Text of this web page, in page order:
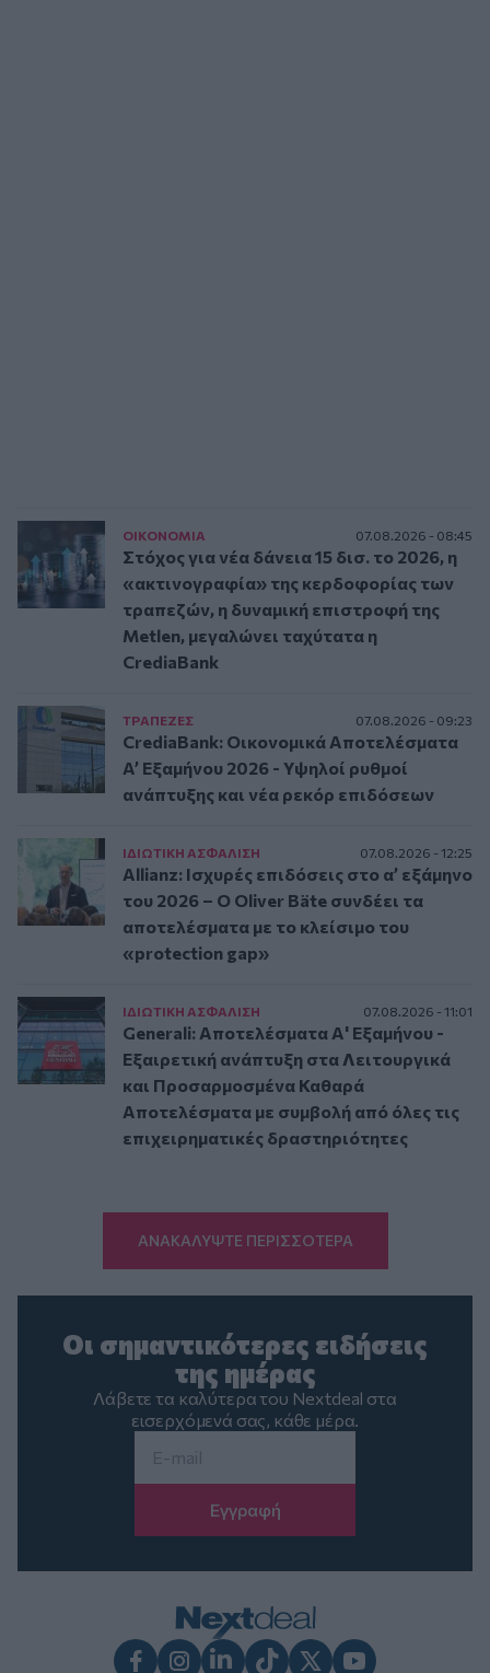
ΟΙΚΟΝΟΜΙΑ 07.08.2026 - 08:45
Στόχος για νέα δάνεια 15 δισ. το 2026, η
«ακτινογραφία» της κερδοφορίας των
τραπεζών, η δυναμική επιστροφή της
Metlen, μεγαλώνει ταχύτατα η
CrediaBank
ΤΡAΠΕΖΕΣ 07.08.2026 - 09:23
CrediaBank: Οικονομικά Αποτελέσματα
A’ Εξαμήνου 2026 - Υψηλοί ρυθμοί
ανάπτυξης και νέα ρεκόρ επιδόσεων
ΙΔΙΩΤΙΚΗ ΑΣΦAΛΙΣΗ 07.08.2026 - 12:25
Allianz: Ισχυρές επιδόσεις στο α’ εξάμηνο
του 2026 – Ο Oliver Bäte συνδέει τα
αποτελέσματα με το κλείσιμο του
«protection gap»
ΙΔΙΩΤΙΚΗ ΑΣΦAΛΙΣΗ 07.08.2026 - 11:01
Generali: Αποτελέσματα Α' Εξαμήνου -
Εξαιρετική ανάπτυξη στα Λειτουργικά
και Προσαρμοσμένα Καθαρά
Αποτελέσματα με συμβολή από όλες τις
επιχειρηματικές δραστηριότητες
ΑΝΑΚΑΛΥΨΤΕ ΠΕΡΙΣΣΟΤΕΡΑ
Οι σημαντικότερες ειδήσεις
της ημέρας
Λάβετε τα καλύτερα του Nextdeal στα
εισερχόμενά σας, κάθε μέρα.